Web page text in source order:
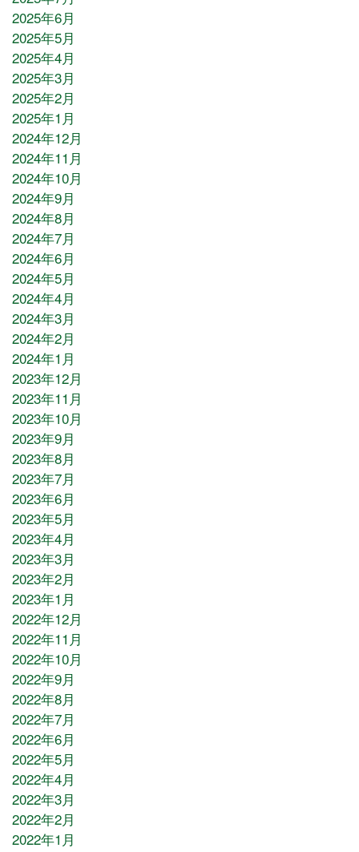
2025年6月
2025年5月
2025年4月
2025年3月
2025年2月
2025年1月
2024年12月
2024年11月
2024年10月
2024年9月
2024年8月
2024年7月
2024年6月
2024年5月
2024年4月
2024年3月
2024年2月
2024年1月
2023年12月
2023年11月
2023年10月
2023年9月
2023年8月
2023年7月
2023年6月
2023年5月
2023年4月
2023年3月
2023年2月
2023年1月
2022年12月
2022年11月
2022年10月
2022年9月
2022年8月
2022年7月
2022年6月
2022年5月
2022年4月
2022年3月
2022年2月
2022年1月